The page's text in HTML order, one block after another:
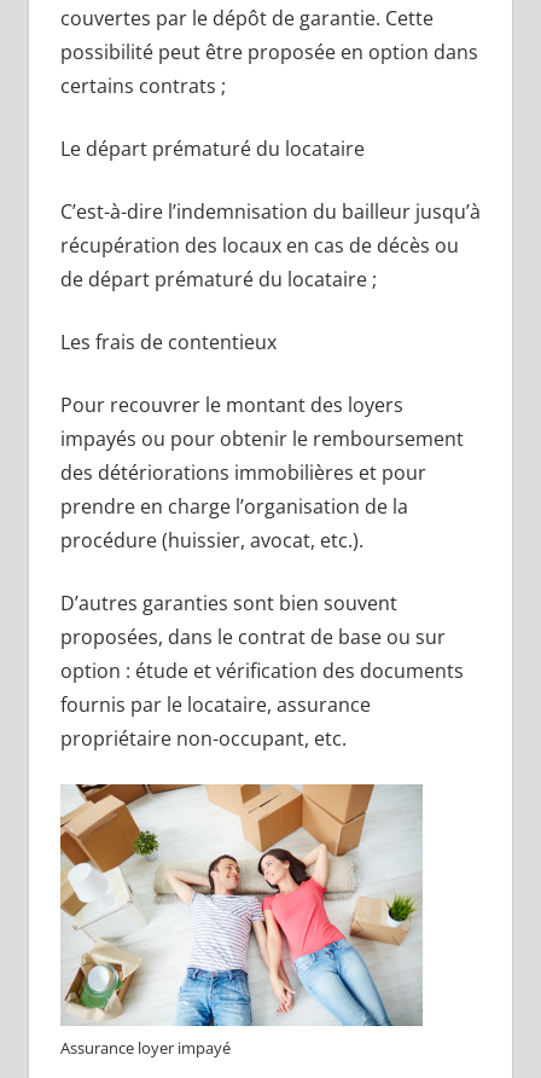
couvertes par le dépôt de garantie. Cette
possibilité peut être proposée en option dans
certains contrats ;
Le départ prématuré du locataire
C’est-à-dire l’indemnisation du bailleur jusqu’à
récupération des locaux en cas de décès ou
de départ prématuré du locataire ;
Les frais de contentieux
Pour recouvrer le montant des loyers
impayés ou pour obtenir le remboursement
des détériorations immobilières et pour
prendre en charge l’organisation de la
procédure (huissier, avocat, etc.).
D’autres garanties sont bien souvent
proposées, dans le contrat de base ou sur
option : étude et vérification des documents
fournis par le locataire, assurance
propriétaire non-occupant, etc.
Assurance loyer impayé